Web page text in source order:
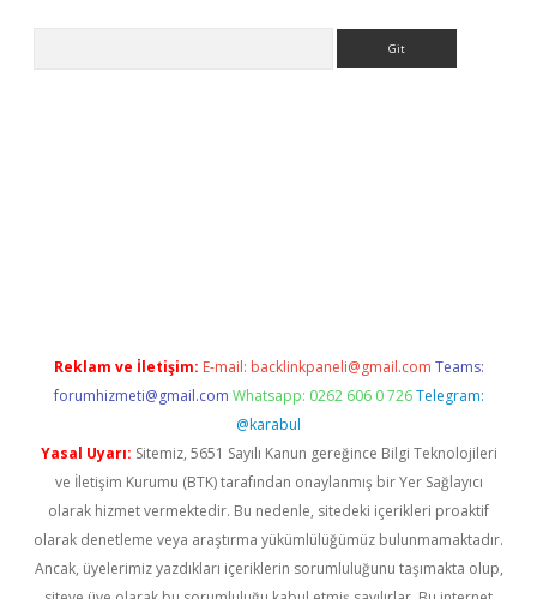
Reklam ve İletişim: E-mail: backlinkpaneli@gmail.com Teams:
forumhizmeti@gmail.com Whatsapp: 0262 606 0 726 Telegram:
@karabul
Yasal Uyarı: Sitemiz, 5651 Sayılı Kanun gereğince Bilgi Teknolojileri
ve İletişim Kurumu (BTK) tarafından onaylanmış bir Yer Sağlayıcı
olarak hizmet vermektedir. Bu nedenle, sitedeki içerikleri proaktif
olarak denetleme veya araştırma yükümlülüğümüz bulunmamaktadır.
Ancak, üyelerimiz yazdıkları içeriklerin sorumluluğunu taşımakta olup,